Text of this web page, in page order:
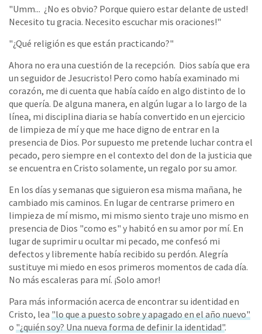
"Umm... ¿No es obvio? Porque quiero estar delante de usted!
Necesito tu gracia. Necesito escuchar mis oraciones!"
"¿Qué religión es que están practicando?"
Ahora no era una cuestión de la recepción. Dios sabía que era
un seguidor de Jesucristo! Pero como había examinado mi
corazón, me di cuenta que había caído en algo distinto de lo
que quería. De alguna manera, en algún lugar a lo largo de la
línea, mi disciplina diaria se había convertido en un ejercicio
de limpieza de mí y que me hace digno de entrar en la
presencia de Dios. Por supuesto me pretende luchar contra el
pecado, pero siempre en el contexto del don de la justicia que
se encuentra en Cristo solamente, un regalo por su amor.
En los días y semanas que siguieron esa misma mañana, he
cambiado mis caminos. En lugar de centrarse primero en
limpieza de mí mismo, mi mismo siento traje uno mismo en
presencia de Dios "como es" y habitó en su amor por mí. En
lugar de suprimir u ocultar mi pecado, me confesó mi
defectos y libremente había recibido su perdón. Alegría
sustituye mi miedo en esos primeros momentos de cada día.
No más escaleras para mí. ¡Solo amor!
Para más información acerca de encontrar su identidad en
Cristo, lea "lo que a puesto sobre y apagado en el año nuevo"
o "¿quién soy? Una nueva forma de definir la identidad".